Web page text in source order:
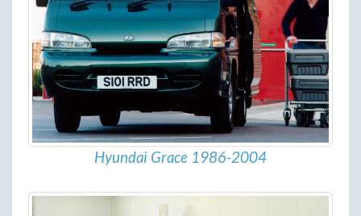
Hyundai Grace 1986-2004